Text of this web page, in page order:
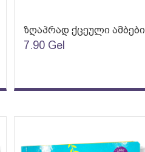
ზღაპრად ქცეული ამბები
7.90 Gel